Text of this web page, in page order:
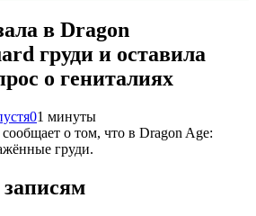
в Dragon
груди и оставила
о гениталиях
01 минуты
о том, что в Dragon Age:
груди.